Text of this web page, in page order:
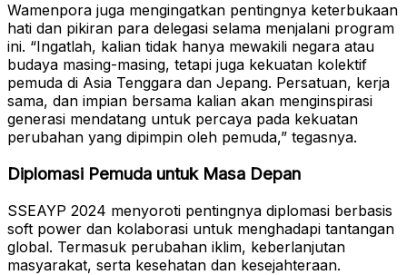
Wamenpora juga mengingatkan pentingnya keterbukaan
hati dan pikiran para delegasi selama menjalani program
ini. “Ingatlah, kalian tidak hanya mewakili negara atau
budaya masing-masing, tetapi juga kekuatan kolektif
pemuda di Asia Tenggara dan Jepang. Persatuan, kerja
sama, dan impian bersama kalian akan menginspirasi
generasi mendatang untuk percaya pada kekuatan
perubahan yang dipimpin oleh pemuda,” tegasnya.
Diplomasi Pemuda untuk Masa Depan
SSEAYP 2024 menyoroti pentingnya diplomasi berbasis
soft power dan kolaborasi untuk menghadapi tantangan
global. Termasuk perubahan iklim, keberlanjutan
masyarakat, serta kesehatan dan kesejahteraan.